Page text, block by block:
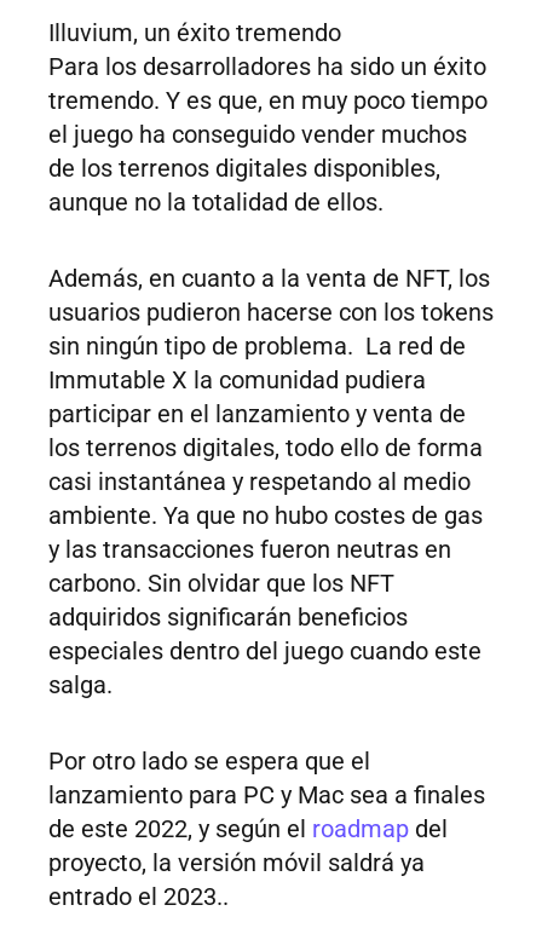
Illuvium, un éxito tremendo
Para los desarrolladores ha sido un éxito
tremendo. Y es que, en muy poco tiempo
el juego ha conseguido vender muchos
de los terrenos digitales disponibles,
aunque no la totalidad de ellos.
Además, en cuanto a la venta de NFT, los
usuarios pudieron hacerse con los tokens
sin ningún tipo de problema. La red de
Immutable X la comunidad pudiera
participar en el lanzamiento y venta de
los terrenos digitales, todo ello de forma
casi instantánea y respetando al medio
ambiente. Ya que no hubo costes de gas
y las transacciones fueron neutras en
carbono. Sin olvidar que los NFT
adquiridos significarán beneficios
especiales dentro del juego cuando este
salga.
Por otro lado se espera que el
lanzamiento para PC y Mac sea a finales
de este 2022, y según el roadmap del
proyecto, la versión móvil saldrá ya
entrado el 2023..